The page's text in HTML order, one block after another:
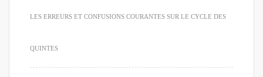
LES ERREURS ET CONFUSIONS COURANTES SUR LE CYCLE DES
QUINTES